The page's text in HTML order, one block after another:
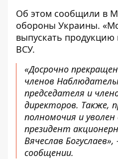
Об этом сообщили в
обороны Украины.
выпускать
ВСУ.
«Досрочно
членов
председателя и
директоров. Также,
полномочия и
президент
Вячеслав
сообщении.